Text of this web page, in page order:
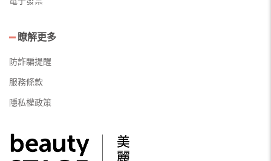
瞭解更多
防詐騙提醒
服務條款
隱私權政策